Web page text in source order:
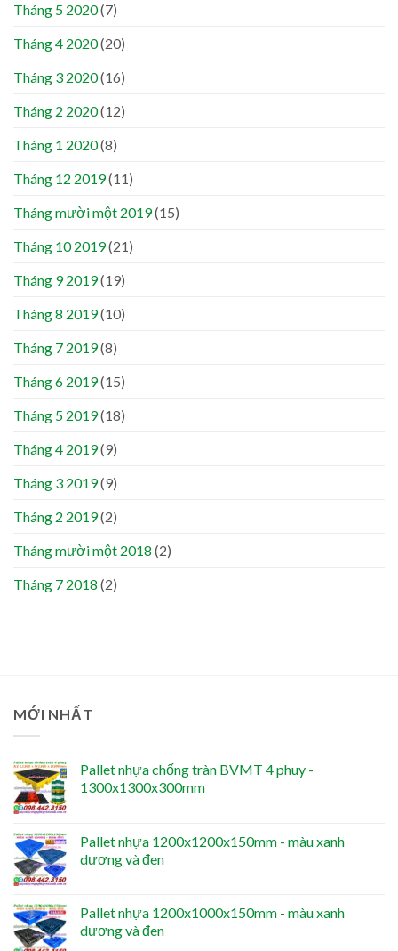
Tháng 5 2020(7)
Tháng 4 2020(20)
Tháng 3 2020(16)
Tháng 2 2020(12)
Tháng 1 2020(8)
Tháng 12 2019(11)
Tháng mười một 2019(15)
Tháng 10 2019(21)
Tháng 9 2019(19)
Tháng 8 2019(10)
Tháng 7 2019(8)
Tháng 6 2019(15)
Tháng 5 2019(18)
Tháng 4 2019(9)
Tháng 3 2019(9)
Tháng 2 2019(2)
Tháng mười một 2018 (2)
Tháng 7 2018 (2)
MỚI NHẤT
Pallet nhựa chống tràn BVMT 4 phuy -
1300x1300x300mm
Pallet nhựa 1200x1200x150mm - màu xanh
dương và đen
Pallet nhựa 1200x1000x150mm - màu xanh
dương và đen